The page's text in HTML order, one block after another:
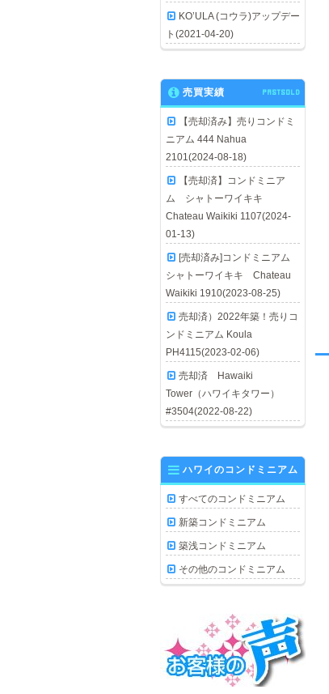
KO’ULA (コウラ)アップデー
ト(2021-04-20)
売買実績 PASTSOLD
【売却済み】売りコンドミ
ニアム 444 Nahua
2101(2024-08-18)
【売却済】コンドミニア
ム シャトーワイキキ
Chateau Waikiki 1107(2024-
01-13)
[売却済み]コンドミニアム
シャトーワイキキ Chateau
Waikiki 1910(2023-08-25)
売却済）2022年築！売りコ
ンドミニアム Koula
PH4115(2023-02-06)
売却済 Hawaiki
Tower（ハワイキタワー）
#3504(2022-08-22)
ハワイのコンドミニアム
すべてのコンドミニアム
新築コンドミニアム
築浅コンドミニアム
その他のコンドミニアム